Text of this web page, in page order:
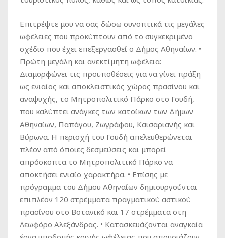
Επιτρέψτε μου να σας δώσω συνοπτικά τις μεγάλες
ωφέλειες που προκύπτουν από το συγκεκριμένο
σχέδιο που έχει επεξεργασθεί ο Δήμος Αθηναίων. •
Πρώτη μεγάλη και ανεκτίμητη ωφέλεια:
Διαμορφώνει τις προϋποθέσεις για να γίνει πράξη
ως ενιαίος και αποκλειστικός χώρος πρασίνου και
αναψυχής, το Μητροπολιτικό Πάρκο στο Γουδή,
που καλύπτει ανάγκες των κατοίκων των Δήμων
Αθηναίων, Παπάγου, Ζωγράφου, Καισαριανής και
Βύρωνα. Η περιοχή του Γουδή απελευθερώνεται
πλέον από όποιες δεσμεύσεις και μπορεί
απρόσκοπτα το Μητροπολιτικό Πάρκο να
αποκτήσει ενιαίο χαρακτήρα. • Επίσης με
πρόγραμμα του Δήμου Αθηναίων δημιουργούνται
επιπλέον 120 στρέμματα πραγματικού αστικού
πρασίνου στο Βοτανικό και 17 στρέμματα στη
Λεωφόρο Αλεξάνδρας. • Κατασκευάζονται αναγκαία